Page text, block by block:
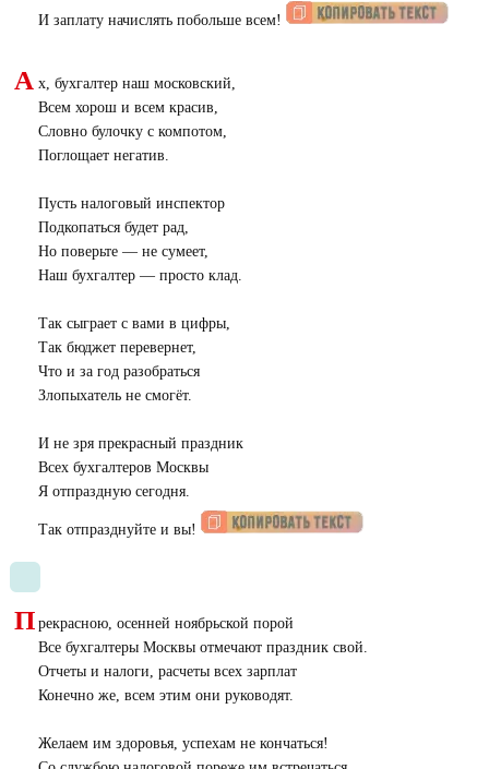
И заплату начислять побольше всем!
А х, бухгалтер наш московский,
Всем хорош и всем красив,
Словно булочку с компотом,
Поглощает негатив.
Пусть налоговый инспектор
Подкопаться будет рад,
Но поверьте — не сумеет,
Наш бухгалтер — просто клад.
Так сыграет с вами в цифры,
Так бюджет перевернет,
Что и за год разобраться
Злопыхатель не смогёт.
И не зря прекрасный праздник
Всех бухгалтеров Москвы
Я отпраздную сегодня.
Так отпразднуйте и вы!
П рекрасною, осенней ноябрьской порой
Все бухгалтеры Москвы отмечают праздник свой.
Отчеты и налоги, расчеты всех зарплат
Конечно же, всем этим они руководят.
Желаем им здоровья, успехам не кончаться!